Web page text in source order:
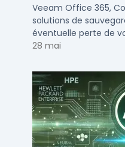
Netapp
Veeam Office 365,
solutions de
éventuelle perte de
Voici notre ...
28 mai